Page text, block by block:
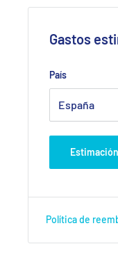
Gastos
País
Estimación
Política de